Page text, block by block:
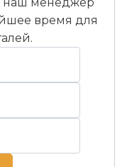
наш менеджер
время для